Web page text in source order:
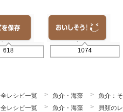
618 1074
全レシピ一覧 魚介・海藻
魚介：
全レシピ一覧 魚介・海藻
貝類の